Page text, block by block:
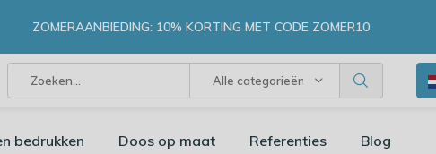
Alle categorieën
ZOMERAANBIEDING: 10% KORTING MET CODE ZOMER10
bedrukken Doos op maat Referenties Blog